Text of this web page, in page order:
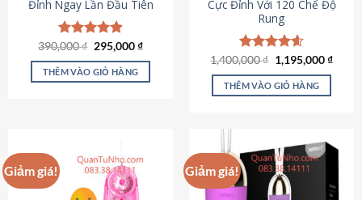
Đỉnh Ngay Lần Đầu Tiên
Được xếp
hạng4.90
5 sao
390,000₫ Giá
là:
390,000 ₫.
295,000₫Giá
tại
THÊM VÀO GIỎ HÀNG
Cực Đỉnh Với 120 Chế Độ
Rung
Được xếp
hạng4.62
5 sao
1,400,000₫ Giá
gốc
là:
1,400,000 ₫.
1,195,000₫Giá
THÊM VÀO GIỎ HÀNG
Giảm giá! Giảm giá!